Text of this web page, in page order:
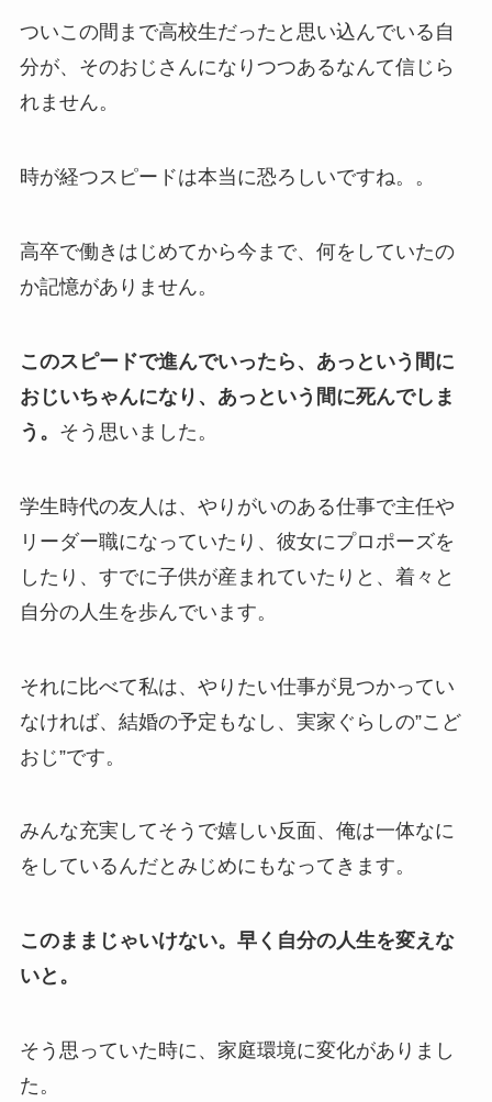
ついこの間まで高校生だったと思い込んでいる自
分が、そのおじさんになりつつあるなんて信じら
れません。
時が経つスピードは本当に恐ろしいですね。。
高卒で働きはじめてから今まで、何をしていたの
か記憶がありません。
このスピードで進んでいったら、あっという間に
おじいちゃんになり、あっという間に死んでしま
う。 そう思いました。
学生時代の友人は、やりがいのある仕事で主任や
リーダー職になっていたり、彼女にプロポーズを
したり、すでに子供が産まれていたりと、着々と
自分の人生を歩んでいます。
それに比べて私は、やりたい仕事が見つかってい
なければ、結婚の予定もなし、実家ぐらしの”こど
おじ”です。
みんな充実してそうで嬉しい反面、俺は一体なに
をしているんだとみじめにもなってきます。
このままじゃいけない。早く自分の人生を変えな
いと。
そう思っていた時に、家庭環境に変化がありまし
た。